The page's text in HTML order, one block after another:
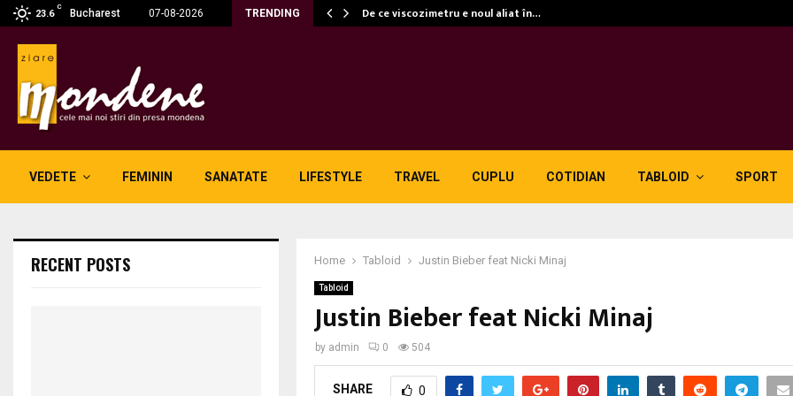
23.6
C
Bucharest 07-08-2026 TRENDING
fum: unde se potrivesc… De ce viscozimetru e noul aliat în…
VEDETE FEMININ SANATATE LIFESTYLE TRAVEL CUPLU COTIDIAN TABLOID SPORT
Home Tabloid Justin Bieber feat Nicki Minaj
Tabloid
Justin Bieber feat Nicki Minaj
by admin 0 504
SHARE 0
RECENT POSTS